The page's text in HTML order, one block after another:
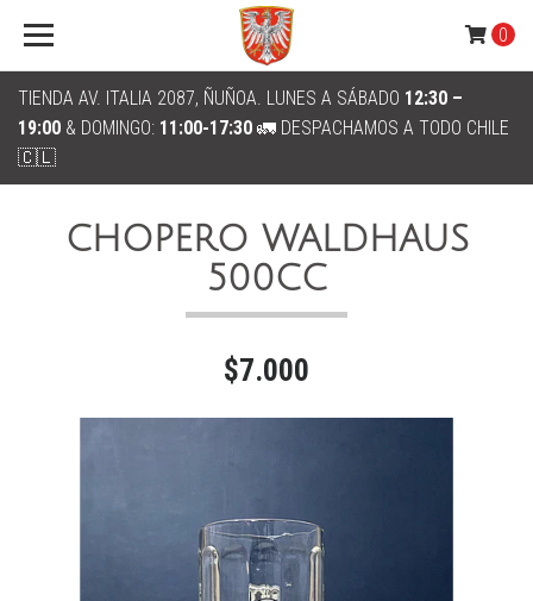
TIENDA AV. ITALIA 2087, ÑUÑOA. LUNES A SÁBADO 12:30 –
19:00 & DOMINGO: 11:00-17:30 🚛 DESPACHAMOS A TODO CHILE
🇨🇱
0
CHOPERO WALDHAUS
500CC
$7.000